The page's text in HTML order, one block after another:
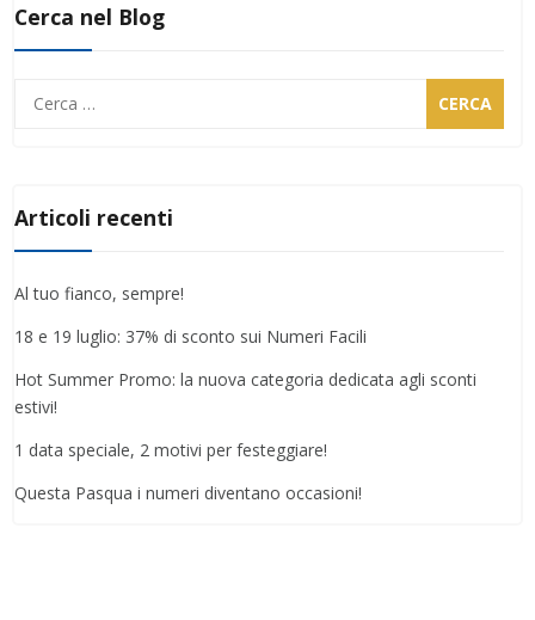
Cerca nel Blog
Articoli recenti
Al tuo fianco, sempre!
18 e 19 luglio: 37% di sconto sui Numeri Facili
Hot Summer Promo: la nuova categoria dedicata agli sconti
estivi!
1 data speciale, 2 motivi per festeggiare!
Questa Pasqua i numeri diventano occasioni!